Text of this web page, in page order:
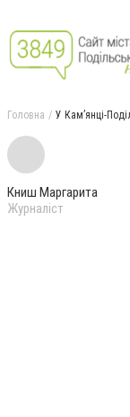
Головна У Кам’янці-
Книш Маргарита
Журналіст